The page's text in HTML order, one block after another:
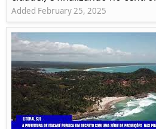
Added February 25, 2025